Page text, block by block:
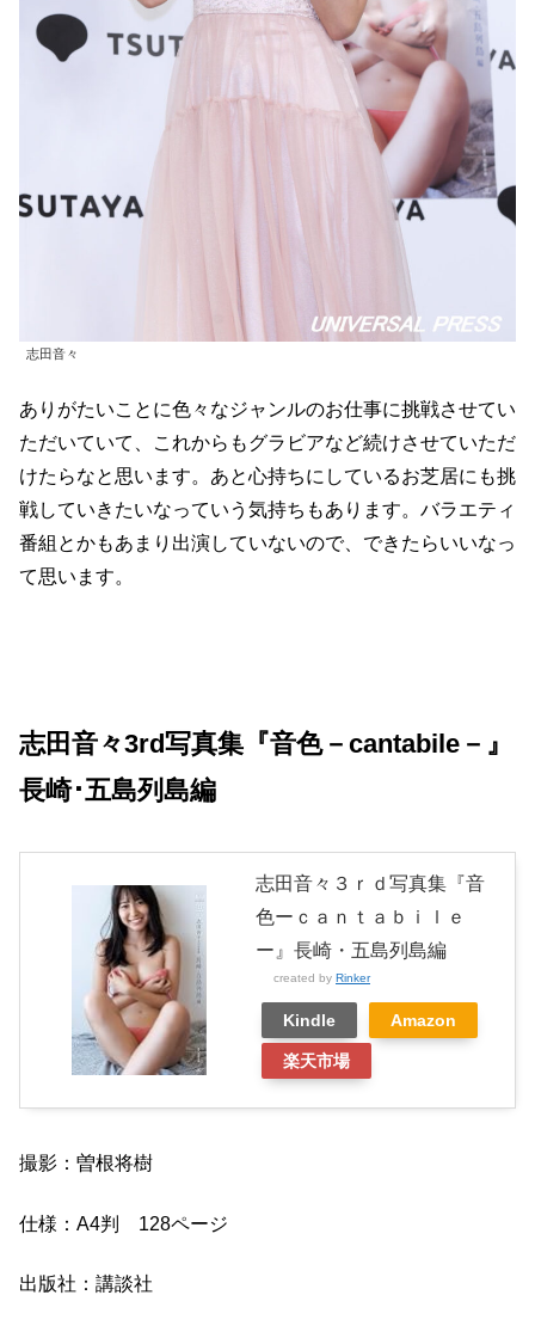
志田音々
ありがたいことに色々なジャンルのお仕事に挑戦させてい
ただいていて、これからもグラビアなど続けさせていただ
けたらなと思います。あと心持ちにしているお芝居にも挑
戦していきたいなっていう気持ちもあります。バラエティ
番組とかもあまり出演していないので、できたらいいなっ
て思います。
志田音々3rd写真集『音色－cantabile－』
長崎･五島列島編
志田音々３ｒｄ写真集『音
色ーｃａｎｔａｂｉｌｅ
ー』長崎・五島列島編
created by Rinker
Kindle Amazon
楽天市場
撮影：曽根将樹
仕様：A4判 128ページ
出版社：講談社